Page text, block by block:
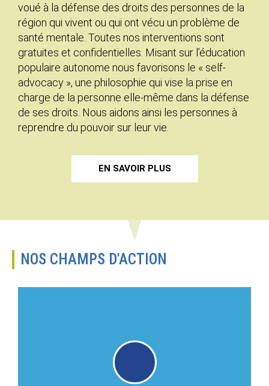
voué à la défense des droits des personnes de la
région qui vivent ou qui ont vécu un problème de
santé mentale. Toutes nos interventions sont
gratuites et confidentielles. Misant sur l’éducation
populaire autonome nous favorisons le « self-
advocacy », une philosophie qui vise la prise en
charge de la personne elle-même dans la défense
de ses droits. Nous aidons ainsi les personnes à
reprendre du pouvoir sur leur vie.
EN SAVOIR PLUS
NOS CHAMPS D'ACTION
l’exercice de leurs droits
Voir les activités individuelles